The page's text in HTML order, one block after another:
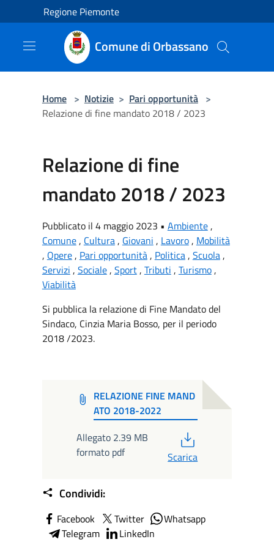
Salta al contenuto principale
Regione Piemonte
Comune di Orbassano
Home > Notizie > Pari opportunità >
Relazione di fine mandato 2018 / 2023
Relazione di fine
mandato 2018 / 2023
Pubblicato il 4 maggio 2023 • Ambiente,
Comune, Cultura, Giovani , Lavoro, Mobilità
, Opere, Pari opportunità, Politica, Scuola,
Servizi , Sociale, Sport, Tributi , Turismo,
Viabilità
Si pubblica la relazione di Fine Mandato del
Sindaco, Cinzia Maria Bosso, per il periodo
2018 /2023.
RELAZIONE FINE MAND
ATO 2018-2022
Allegato 2.39 MB
formato pdf
Scarica
Condividi:
Facebook Twitter
Whatsapp
Telegram
LinkedIn